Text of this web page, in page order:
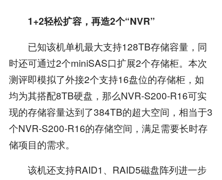
1+2轻松扩容，再造2个“NVR”
已知该机单机最大支持128TB存储容量，同
时还可通过2个miniSAS口扩展2个存储柜。本次
测评即模拟了外接2个支持16盘位的存储柜，如
均为其搭配8TB硬盘，那么NVR-S200-R16可实
现的存储容量达到了384TB的超大空间，相当于3
个NVR-S200-R16的存储空间，满足需要长时存
储项目的需求。
该机还支持RAID1、RAID5磁盘阵列进一步